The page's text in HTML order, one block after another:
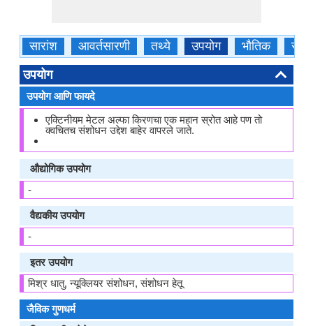
सारांश आवर्तसारणी तथ्ये उपयोग भौतिक
उपयोग
उपयोग आणि फायदे
एक्टिनीयम मेटल अल्फा किरणचा एक महान स्रोत आहे पण तो
क्वचितच संशोधन उद्देश बाहेर वापरले जाते.
औद्योगिक उपयोग
-
वैद्यकीय उपयोग
-
इतर उपयोग
मिश्र धातु, न्यूक्लियर संशोधन, संशोधन हेतू
जैविक गुणधर्म